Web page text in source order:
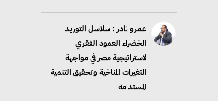
المستدامة
محمد حكيم : التجاري الدولي يتلقى
طلبات متزايدة من الشركات
العقارية لاعتماد معايير دعم المباني